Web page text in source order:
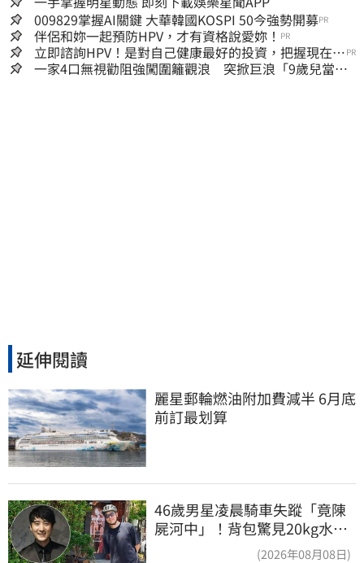
009829掌握AI關鍵 大華韓國KOSPI 50今強勢開募PR
伴侶和妳一起預防HPV，才有資格說愛妳！ PR
立即諮詢HPV！是對自己健康最好的投資，把握現在不
嫌晚！
PR
一家4口無視勸阻強闖圍籬觀浪 突掀巨浪「9歲兒當場
延伸閱讀
麗星郵輪燃油附加費減半 6月底
前訂最划算
46歲男星凌晨騎車失蹤「竟陳
屍河中」！背包驚見20kg水泥
(2026年08月08日)